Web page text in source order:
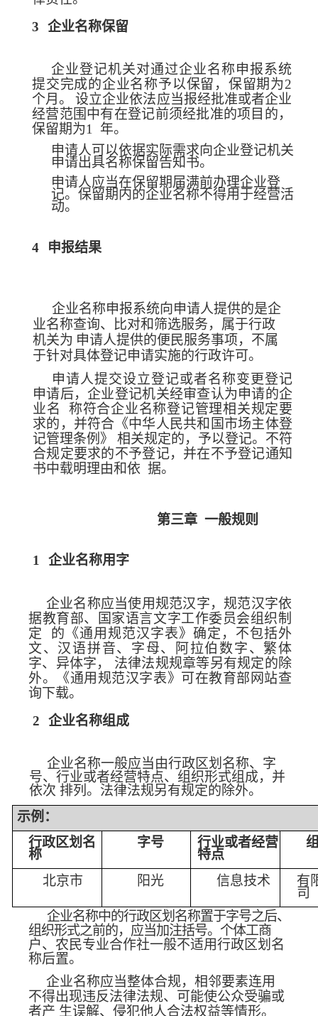
3
企业名称保留
企业登记机关对通过企业名称申报系统
提交完成的企业名称予以保留，保留期为2
个月。
设立企业依法应当报经批准或者企业
经营范围中有在登记前须经批准的项目的，
保留期为1 年。
申请人可以依据实际需求向企业登记机关
申请出具名称保留告知书。
申请人应当在保留期届满前办理企业登
记。保留期内的企业名称不得用于经营活
动。
4 申报结果
企业名称申报系统向申请人提供的是企
业名称查询、比对和筛选服务，属于行政
机关为 申请人提供的便民服务事项，不属
于针对具体登记申请实施的行政许可。
申请人提交设立登记或者名称变更登记
申请后，企业登记机关经审查认为申请的企
业名
称符合企业名称登记管理相关规定要
求的，并符合《中华人民共和国市场主体登
记管理条例》
相关规定的，予以登记。不符
合规定要求的不予登记，并在不予登记通知
书中载明理由和依 据。
第三章 一般规则
1 企业名称用字
企业名称应当使用规范汉字，规范汉字依
据教育部、国家语言文字工作委员会组织制
定
的《通用规范汉字表》确定，不包括外
文、汉语拼音、字母、阿拉伯数字、繁体
字、异体字，
法律法规规章等另有规定的除
外。《通用规范汉字表》可在教育部网站查
询下载。
2
企业名称组成
企业名称一般应当由行政区划名称、字
号、行业或者经营特点、组织形式组成，并
依次 排列。法律法规另有规定的除外。
示例：
行政区划名
称
字号
行业或者经营
特点
北京市 阳光 信息技术
有
司
企业名称中的行政区划名称置于字号之后、
组织形式之前的，应当加注括号。个体工商
户、农民专业合作社一般不适用行政区划名
称后置。
企业名称应当整体合规，相邻要素连用
不得出现违反法律法规、可能使公众受骗或
者产 生误解、侵犯他人合法权益等情形。